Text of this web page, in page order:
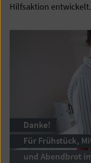
Hilfsaktion entwickelt.